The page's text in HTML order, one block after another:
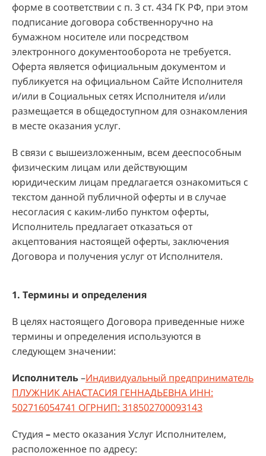
форме в соответствии с п. 3 ст. 434 ГК РФ, при этом
подписание договора собственноручно на
бумажном носителе или посредством
электронного документооборота не требуется.
Оферта является официальным документом и
публикуется на официальном Сайте Исполнителя
и/или в Социальных сетях Исполнителя и/или
размещается в общедоступном для ознакомления
в месте оказания услуг.
В связи с вышеизложенным, всем дееспособным
физическим лицам или действующим
юридическим лицам предлагается ознакомиться с
текстом данной публичной оферты и в случае
несогласия с каким-либо пунктом оферты,
Исполнитель предлагает отказаться от
акцептования настоящей оферты, заключения
Договора и получения услуг от Исполнителя.
1. Термины и определения
В целях настоящего Договора приведенные ниже
термины и определения используются в
следующем значении:
Исполнитель–Индивидуальный предприниматель
ПЛУЖНИК АНАСТАСИЯ ГЕННАДЬЕВНА ИНН:
502716054741 ОГРНИП: 318502700093143
Студия – место оказания Услуг Исполнителем,
расположенное по адресу: